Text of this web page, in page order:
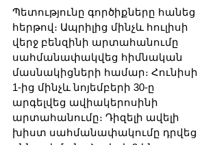
Պետությունը գործիքները հանեց
հերթով։ Ապրիլից մինչև հուլիսի
վերջ բենզինի արտահանումը
սահմանափակվեց հիմնական
մասնակիցների համար։ Հունիսի
1-ից մինչև նոյեմբերի 30-ը
արգելվեց ավիակերոսինի
արտահանումը։ Դիզելի ավելի
խիստ սահմանափակումը դրվեց